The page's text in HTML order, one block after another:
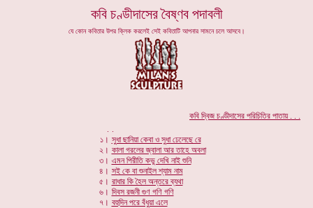
কবি চণ্ডীদাসের বৈষ্ণব পদাবলী
যে কোন কবিতার উপর ক্লিক করলেই সেই কবিতাটি আপনার সামনে চলে আসবে।
কবি দ্বিজ চণ্ডীদাসের পরিচিতির পাতায় . . .
.
১।
২।
৩।
৪।
৫।
৬।
৭।
.
সুধা ছানিয়া কেবা ও সুধা ঢেলেছে রে
কালা গরলের জ্বালা আর তাহে অবলা
এমন পিরীতি কভু দেখি নাই শুনি
সই কে বা শুনাইল শ্যাম নাম
রাধার কি হৈল অন্তরে ব্যথা
দিবস রজনী গুণ গণি গণি
বহুদিন পরে বঁধুয়া এলে